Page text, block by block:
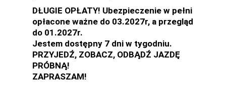
DŁUGIE OPŁATY! Ubezpieczenie w pełni
opłacone ważne do 03.2027r, a przegląd
do 01.2027r.
Jestem dostępny 7 dni w tygodniu.
PRZYJEDŹ, ZOBACZ, ODBĄDŹ JAZDĘ
PRÓBNĄ!
ZAPRASZAM!